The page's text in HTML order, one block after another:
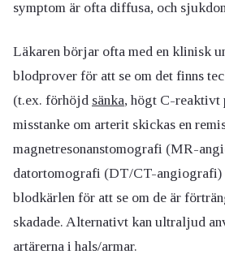
symptom är ofta diffusa, och
Läkaren börjar ofta med en klinisk
blodprover för att se om det finns
(t.ex. förhöjd sänka, högt C-reaktivt
misstanke om arterit skickas en
magnetresonanstomografi (MR-
datortomografi (DT/CT-angiografi)
blodkärlen för att se om de är
skadade. Alternativt kan ultraljud
artärerna i hals/armar.